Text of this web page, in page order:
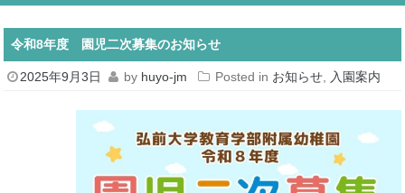
令和8年度 園児二次募集のお知らせ
2025年9月3日 by huyo-jm Posted in お知らせ 入園案内